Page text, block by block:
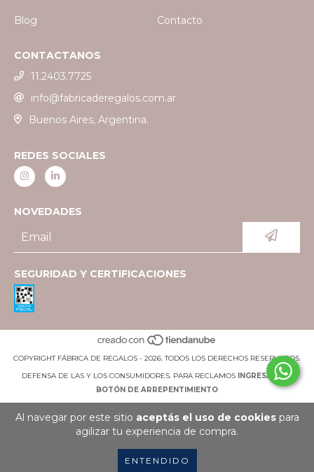
Al navegar por este sitio aceptás el uso de cookiespara
agilizar tu experiencia de compra.
ENTENDIDO
Blog Contacto
CONTACTANOS
11.2403.7725
info@fabricaderegalos.com.ar
Buenos Aires, Argentina.
REDES SOCIALES
NOVEDADES
SEGURIDAD Y CERTIFICACIONES
COPYRIGHT FÁBRICA DE REGALOS - 2026. TODOS LOS DERECHOS RESERVADOS.
DEFENSA DE LAS Y LOS CONSUMIDORES. PARA RECLAMOS
INGRESÁ ACÁ.
BOTÓN DE ARREPENTIMIENTO